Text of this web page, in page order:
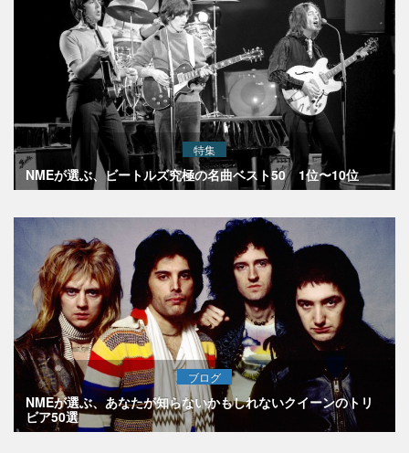
特集
NMEが選ぶ、ビートルズ究極の名曲ベスト50 1位〜10位
ブログ
NMEが選ぶ、あなたが知らないかもしれないクイーンのトリ
ビア50選